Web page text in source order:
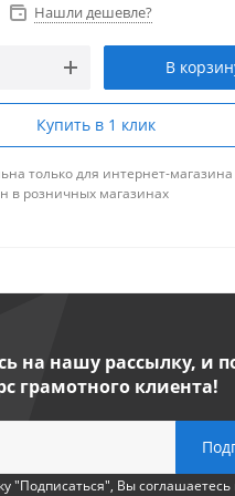
Нашли дешевле?
В
Купить в 1 клик
только для интернет-
в розничных магазинах
на нашу рассылку, и
грамотного клиента!
"Подписаться", Вы соглашаетесь